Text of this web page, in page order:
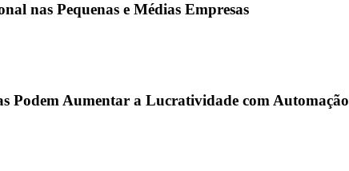
nas Pequenas e Médias Empresas
Podem Aumentar a Lucratividade com Automação